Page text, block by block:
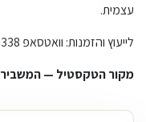
עצמית.
לייעוץ והזמנות: וואטסאפ 055-247-3338 | טלפון 03-683-6320
מקור הטקסטיל — המשביר 17, תל אביב | מאז 1968